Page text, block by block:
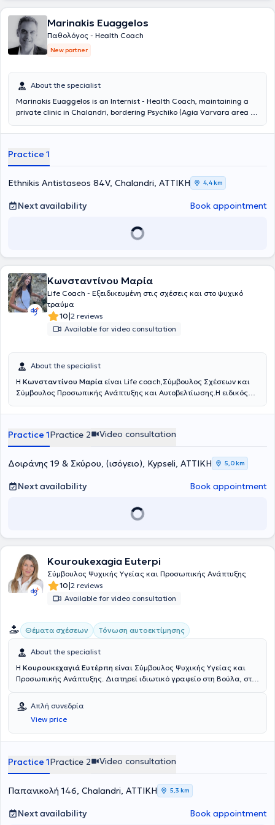
ΚΕ.ΔΙ.ΒΙ.Μ., αποκτώντας σύγχρονες μεθόδους και εργαλεία
coaching.Με ενσυναίσθηση, ενεργητική ακρόαση και
ανθρωποκεντρική προσέγγιση, η Σαββιδάκη Αγγελική υποστηρίζει
ανθρώπους που επιθυμούν να ενισχύσουν την αυτοπεποίθησή τους,
ουσιαστική ζωή.
Marinakis Euaggelos
Παθολόγος - Health Coach
New partner
About the specialist
Marinakis Euaggelos is an Internist - Health Coach, maintaining a
private clinic in Chalandri, bordering Psychiko (Agia Varvara area of
Thessaloniki. With knowledge and extensive experience in internal
behavioral psychology, and the fundamental principles of the
Cognitive-Behavioral approach, Marinakis Euaggelos approaches
the individual holistically and guides them with modern methods
towards achieving their personal goals and aspirations in broader
health and personal development matters. Well-being is an exciting
challenge-goal in life, analyzed into physical and non-physical
close or broader human relationships. Whether it concerns chronic
food consumption, cognitive restriction, and restrictive diets,
psychogenic anorexia, or issues related to relationships and
psychosocial aspects within the framework of health and lifestyle
coaching, Marinakis Euaggelos possesses extensive training and
experience.
Practice 1
Ethnikis Antistaseos 84V, Chalandri, ΑΤΤΙΚΗ 4,4 km
Next availability Book appointment
Κωνσταντίνου Μαρία
Life Coach - Eξειδικευμένη στις σχέσεις και στο ψυχικό
τραύμα
10|2 reviews
Available for video consultation
About the specialist
Η Κωνσταντίνου Μαρία είναι Life coach,Σύμβουλος Σχέσεων και
Σύμβουλος Προσωπικής Ανάπτυξης και Αυτοβελτίωσης.Η ειδικός
Πανεπιστήμιο Αθηνών (ΕΚΠΑ) καθώς και πιστοποιημένη ειδικός στο
Uninersity UK.
Practice 1Practice 2 Video consultation
Δοιράνης 19 & Σκύρου, (ισόγειο), Kypseli, ΑΤΤΙΚΗ 5,0 km
Next availability Book appointment
Kouroukexagia Euterpi
Σύμβουλος Ψυχικής Υγείας και Προσωπικής Ανάπτυξης
10|2 reviews
Available for video consultation
Θέματα σχέσεων Τόνωση αυτοεκτίμησης
About the specialist
Η Κουρουκεχαγιά Ευτέρπη είναι Σύμβουλος Ψυχικής Υγείας και
Προσωπικής Ανάπτυξης. Διατηρεί ιδιωτικό γραφείο στη Βούλα, στο
της περιλαμβάνει πληθώρα εξειδικεύσεων, όπως
ηΑνασυνδυασμένη Εκλεκτική Συμβουλευτική
Γονέων, Συμβουλευτική Ζεύγους, η Ψυχοθεραπεία Gestalt, η CBT
και το NLP. Επιπλέον, έχει πιστοποιηθεί στη Διαχείριση
Υγείας και διαχείριση παθήσεων , στη Συστημική Αναπαράσταση
και στην Ψυχοδυναμική Συμβουλευτική. Παράλληλα, έχει αποκτήσει
στη Σεξουαλική Διαπαιδαγώγηση και Ψυχολογία των νεανικών
σχέσεων, ενώ έχει παρακολουθήσει προγράμματα εκπαίδευσης
για την ανάπτυξη στρατηγικών Coaching και Mentoring. Επίσης,
Απλή συνεδρία
View price
Practice 1Practice 2 Video consultation
Παπανικολή 146, Chalandri, ΑΤΤΙΚΗ 5,3 km
Next availability Book appointment